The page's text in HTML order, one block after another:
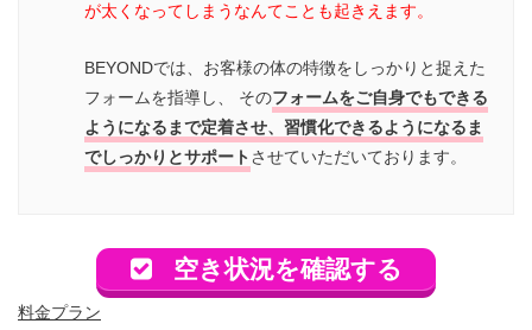
が太くなってしまうなんてことも起きえます。
BEYONDでは、お客様の体の特徴をしっかりと捉えた
フォームを指導し、 そのフォームをご自身でもできる
ようになるまで定着させ、習慣化できるようになるま
でしっかりとサポート させていただいております。
空き状況を確認する
料金プラン